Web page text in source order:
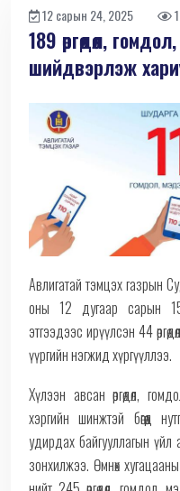
12 сарын 24, 2025
189 өргөдөл,
шийдвэрлэж
Авлигатай тэмцэх газрын
оны 12 дугаар сарын
этгээдээс ирүүлсэн 44
үүргийн нэгжид хүргүүллээ.
Хүлээн авсан өргөдөл,
хэргийн шинжтэй бөгөөд
удирдах байгууллагын үйл
зонхилжээ. Өмнөх